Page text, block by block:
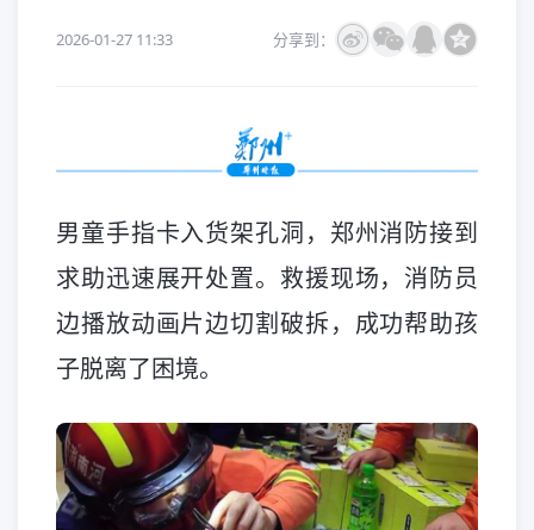
2026-01-27 11:33 分享到：
男童手指卡入货架孔洞，郑州消防接到
求助迅速展开处置。救援现场，消防员
边播放动画片边切割破拆，成功帮助孩
子脱离了困境。